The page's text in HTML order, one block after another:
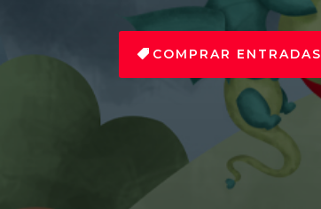
COMPRAR ENTRADAS